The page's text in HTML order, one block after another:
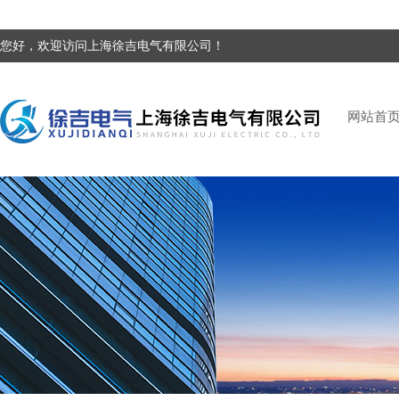
您好，欢迎访问上海徐吉电气有限公司！
网站首